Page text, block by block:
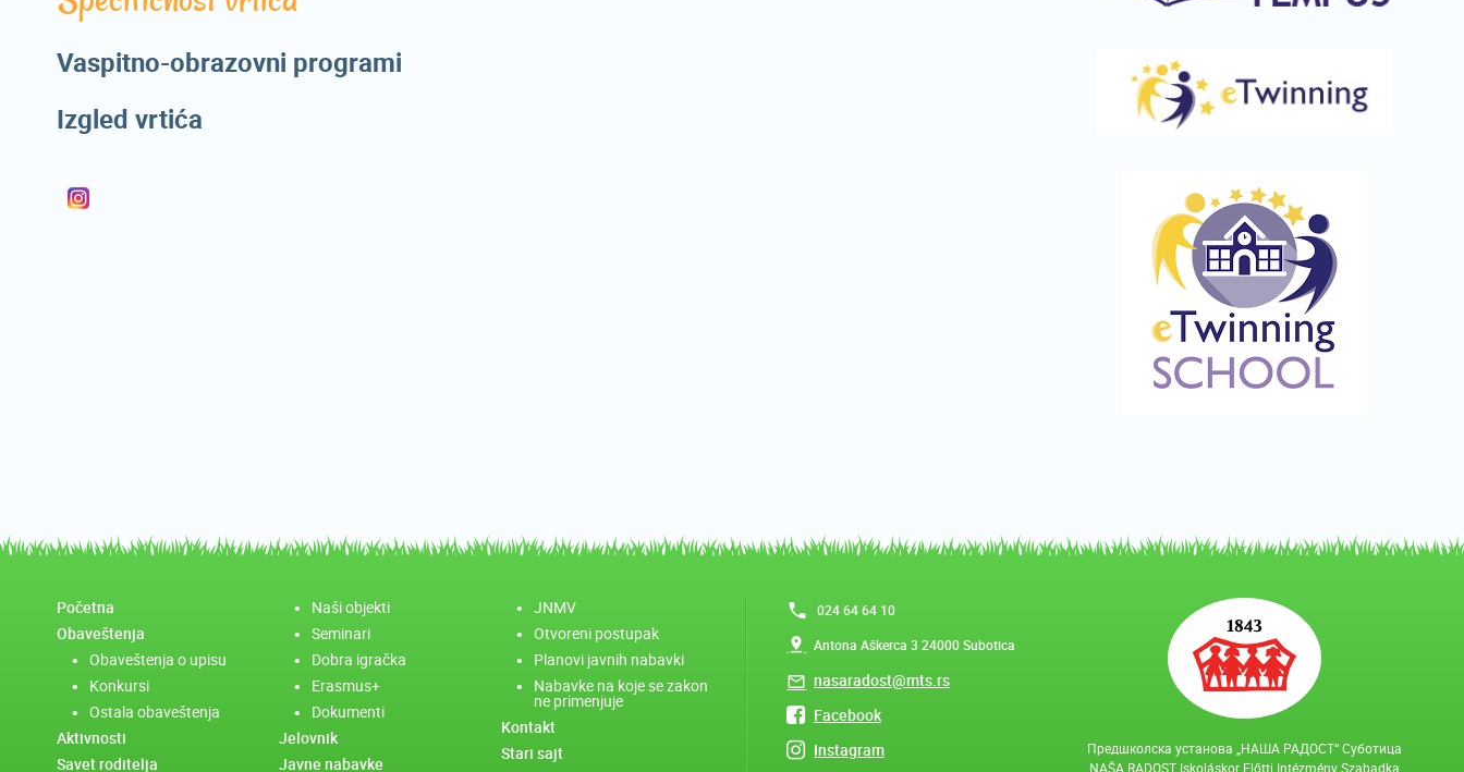
Vaspitno-obrazovni programi
Izgled vrtića
Početna
Obaveštenja
Obaveštenja o upisu
Konkursi
Ostala obaveštenja
Aktivnosti
Savet roditelja
Naši objekti
Seminari
Dobra igračka
Erasmus+
Dokumenti
Jelovnik
Javne nabavke
JNMV
Otvoreni postupak
Planovi javnih nabavki
Nabavke na koje se zakon
ne primenjuje
Kontakt
Stari sajt
024 64 64 10
Antona Aškerca 3 24000 Subotica
nasaradost@mts.rs
Facebook
Instagram
Предшколска установа „НАША РАДОСТ“ Суботица
NAŠA RADOST Iskoláskor Előtti Intézmény Szabadka